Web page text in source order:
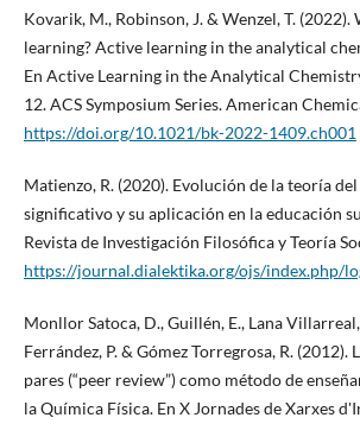
Kovarik, M., Robinson, J. & Wenzel, T. (2022).
learning? Active learning in the analytical
En Active Learning in the Analytical
12. ACS Symposium Series. American
https://doi.org/10.1021/bk-2022-1409.ch001
Matienzo, R. (2020). Evolución de la teoría
significativo y su aplicación en la educación
Revista de Investigación Filosófica y Teoría
https://journal.dialektika.org/ojs/index.php/
Monllor Satoca, D., Guillén, E., Lana
Ferrández, P. & Gómez Torregrosa, R. (2012).
pares (“peer review”) como método de
la Química Física. En X Jornades de Xarxes